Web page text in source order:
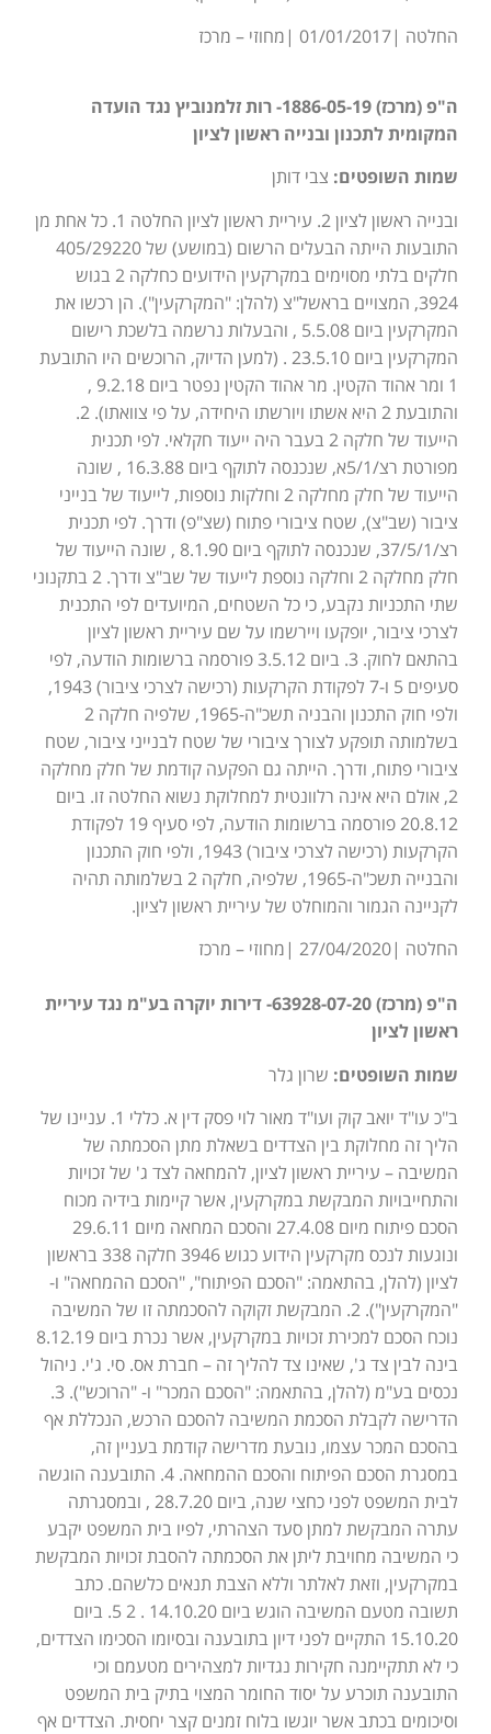
החלטה |01/01/2017 |מחוזי – מרכז
ה"פ (מרכז) 1886-05-19- רות זלמנוביץ נגד הועדה
המקומית לתכנון ובנייה ראשון לציון
שמות השופטים: צבי דותן
ובנייה ראשון לציון 2. עיריית ראשון לציון החלטה 1. כל אחת מן
התובעות הייתה הבעלים הרשום (במושע) של 405/29220
חלקים בלתי מסוימים במקרקעין הידועים כחלקה 2 בגוש
3924, המצויים בראשל"צ (להלן: "המקרקעין"). הן רכשו את
המקרקעין ביום 5.5.08 , והבעלות נרשמה בלשכת רישום
המקרקעין ביום 23.5.10 . (למען הדיוק, הרוכשים היו התובעת
1 ומר אהוד הקטין. מר אהוד הקטין נפטר ביום 9.2.18 ,
והתובעת 2 היא אשתו ויורשתו היחידה, על פי צוואתו). 2.
הייעוד של חלקה 2 בעבר היה ייעוד חקלאי. לפי תכנית
מפורטת רצ/5/1א, שנכנסה לתוקף ביום 16.3.88 , שונה
הייעוד של חלק מחלקה 2 וחלקות נוספות, לייעוד של בנייני
ציבור (שב"צ), שטח ציבורי פתוח (שצ"פ) ודרך. לפי תכנית
רצ/37/5/1, שנכנסה לתוקף ביום 8.1.90 , שונה הייעוד של
חלק מחלקה 2 וחלקה נוספת לייעוד של שב"צ ודרך. 2 בתקנוני
שתי התכניות נקבע, כי כל השטחים, המיועדים לפי התכנית
לצרכי ציבור, יופקעו ויירשמו על שם עיריית ראשון לציון
בהתאם לחוק. 3. ביום 3.5.12 פורסמה ברשומות הודעה, לפי
סעיפים 5 ו-7 לפקודת הקרקעות (רכישה לצרכי ציבור) 1943,
ולפי חוק התכנון והבניה תשכ"ה-1965, שלפיה חלקה 2
בשלמותה תופקע לצורך ציבורי של שטח לבנייני ציבור, שטח
ציבורי פתוח, ודרך. הייתה גם הפקעה קודמת של חלק מחלקה
2, אולם היא אינה רלוונטית למחלוקת נשוא החלטה זו. ביום
20.8.12 פורסמה ברשומות הודעה, לפי סעיף 19 לפקודת
הקרקעות (רכישה לצרכי ציבור) 1943, ולפי חוק התכנון
והבנייה תשכ"ה-1965, שלפיה, חלקה 2 בשלמותה תהיה
לקניינה הגמור והמוחלט של עיריית ראשון לציון.
החלטה |27/04/2020 |מחוזי – מרכז
ה"פ (מרכז) 63928-07-20- דירות יוקרה בע"מ נגד עיריית
ראשון לציון
שמות השופטים: שרון גלר
ב"כ עו"ד יואב קוק ועו"ד מאור לוי פסק דין א. כללי 1. עניינו של
הליך זה מחלוקת בין הצדדים בשאלת מתן הסכמתה של
המשיבה – עיריית ראשון לציון, להמחאה לצד ג' של זכויות
והתחייבויות המבקשת במקרקעין, אשר קיימות בידיה מכוח
הסכם פיתוח מיום 27.4.08 והסכם המחאה מיום 29.6.11
ונוגעות לנכס מקרקעין הידוע כגוש 3946 חלקה 338 בראשון
לציון (להלן, בהתאמה: "הסכם הפיתוח", "הסכם ההמחאה" ו-
"המקרקעין"). 2. המבקשת זקוקה להסכמתה זו של המשיבה
נוכח הסכם למכירת זכויות במקרקעין, אשר נכרת ביום 8.12.19
בינה לבין צד ג', שאינו צד להליך זה – חברת אס. סי. ג'י. ניהול
נכסים בע"מ (להלן, בהתאמה: "הסכם המכר" ו- "הרוכש"). 3.
הדרישה לקבלת הסכמת המשיבה להסכם הרכש, הנכללת אף
בהסכם המכר עצמו, נובעת מדרישה קודמת בעניין זה,
במסגרת הסכם הפיתוח והסכם ההמחאה. 4. התובענה הוגשה
לבית המשפט לפני כחצי שנה, ביום 28.7.20 , ובמסגרתה
עתרה המבקשת למתן סעד הצהרתי, לפיו בית המשפט יקבע
כי המשיבה מחויבת ליתן את הסכמתה להסבת זכויות המבקשת
במקרקעין, וזאת לאלתר וללא הצבת תנאים כלשהם. כתב
תשובה מטעם המשיבה הוגש ביום 14.10.20 . 2 5. ביום
15.10.20 התקיים לפני דיון בתובענה ובסיומו הסכימו הצדדים,
כי לא תתקיימנה חקירות נגדיות למצהירים מטעמם וכי
התובענה תוכרע על יסוד החומר המצוי בתיק בית המשפט
וסיכומים בכתב אשר יוגשו בלוח זמנים קצר יחסית. הצדדים אף